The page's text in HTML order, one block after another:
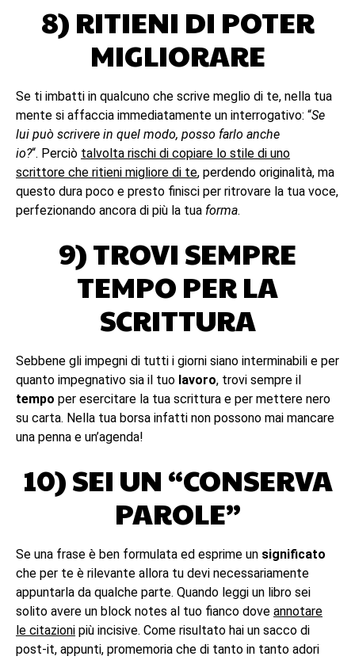
8) RITIENI DI POTER
MIGLIORARE
Se ti imbatti in qualcuno che scrive meglio di te, nella tua
mente si affaccia immediatamente un interrogativo: “Se
lui può scrivere in quel modo, posso farlo anche
io?“. Perciò talvolta rischi di copiare lo stile di uno
scrittore che ritieni migliore di te, perdendo originalità, ma
questo dura poco e presto finisci per ritrovare la tua voce,
perfezionando ancora di più la tua forma.
9) TROVI SEMPRE
TEMPO PER LA
SCRITTURA
Sebbene gli impegni di tutti i giorni siano interminabili e per
quanto impegnativo sia il tuo lavoro, trovi sempre il
tempo per esercitare la tua scrittura e per mettere nero
su carta. Nella tua borsa infatti non possono mai mancare
una penna e un’agenda!
10) SEI UN “CONSERVA
PAROLE”
Se una frase è ben formulata ed esprime un significato
che per te è rilevante allora tu devi necessariamente
appuntarla da qualche parte. Quando leggi un libro sei
solito avere un block notes al tuo fianco dove annotare
le citazioni più incisive. Come risultato hai un sacco di
post-it, appunti, promemoria che di tanto in tanto adori